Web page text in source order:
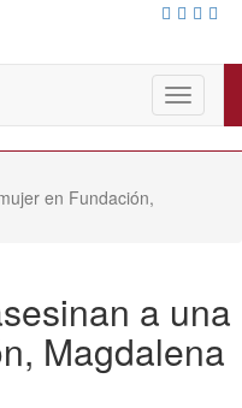
Toggle
en Fundación,
a una
Magdalena